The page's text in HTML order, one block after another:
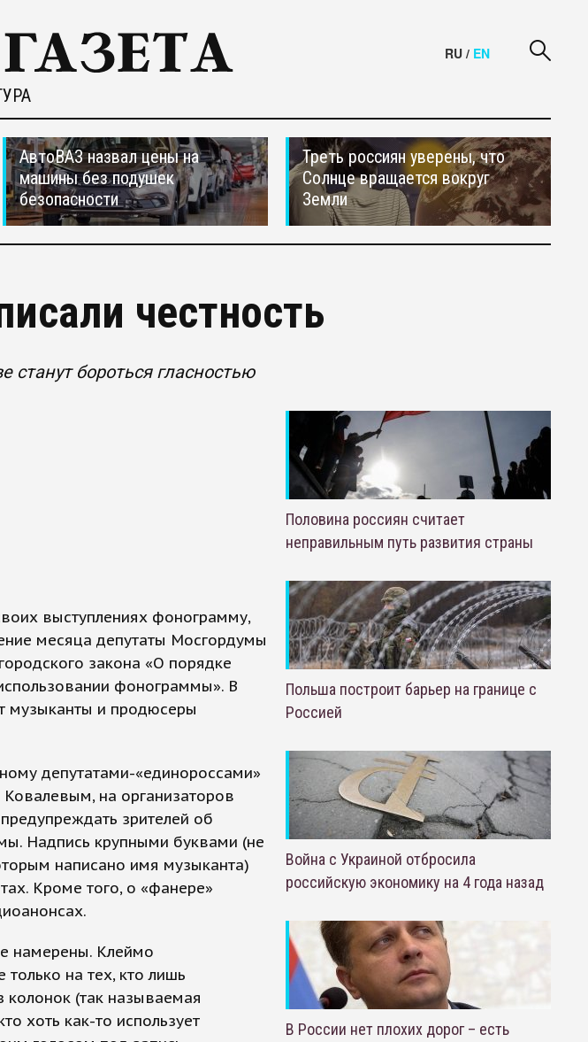
RU / EN
АвтоВАЗ назвал цены на
машины без подушек
безопасности
Треть россиян уверены, что
Солнце вращается вокруг
Земли
честность
станут бороться гласностью
выступлениях фонограмму,
месяца депутаты Мосгордумы
закона «О порядке
фонограммы». В
музыканты и продюсеры
депутатами-«единороссами»
на организаторов
зрителей об
Надпись крупными буквами (не
написано имя музыканта)
Кроме того, о «фанере»
намерены. Клеймо
на тех, кто лишь
колонок (так называемая
хоть как-то использует
Половина россиян считает
неправильным путь развития страны
Польша построит барьер на границе с
Россией
Война с Украиной отбросила
российскую экономику на 4 года назад
В России нет плохих дорог – есть